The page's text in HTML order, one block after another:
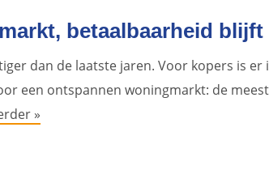
betaalbaarheid blijft
dan de laatste jaren. Voor kopers is er
een ontspannen woningmarkt: de
»